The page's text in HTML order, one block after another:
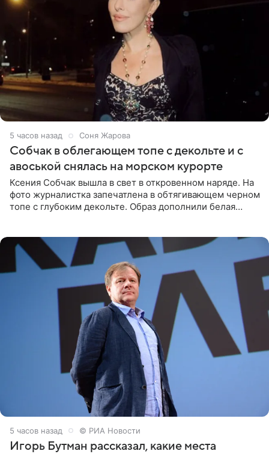
5 часов назад Соня Жарова
Собчак в облегающем топе с декольте и с
авоськой снялась на морском курорте
Ксения Собчак вышла в свет в откровенном наряде. На
фото журналистка запечатлена в обтягивающем черном
топе с глубоким декольте. Образ дополнили белая
5 часов назад © РИА Новости
Игорь Бутман рассказал, какие места